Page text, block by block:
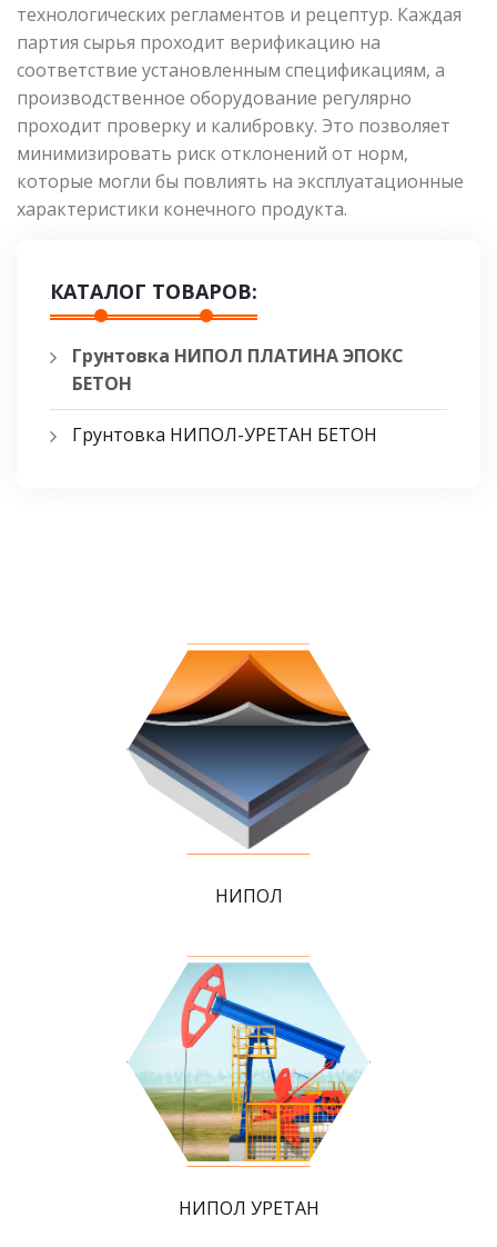
технологических регламентов и рецептур. Каждая
партия сырья проходит верификацию на
соответствие установленным спецификациям, а
производственное оборудование регулярно
проходит проверку и калибровку. Это позволяет
минимизировать риск отклонений от норм,
которые могли бы повлиять на эксплуатационные
характеристики конечного продукта.
КАТАЛОГ ТОВАРОВ:
Грунтовка НИПОЛ ПЛАТИНА ЭПОКС
БЕТОН
Грунтовка НИПОЛ-УРЕТАН БЕТОН
НИПОЛ
НИПОЛ УРЕТАН